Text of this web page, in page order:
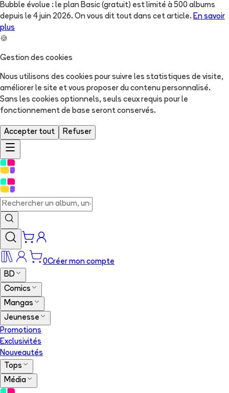
Bubble évolue : le plan Basic (gratuit) est limité à 500 albums
depuis le 4 juin 2026. On vous dit tout dans cet article. En savoir
plus
🍪
Gestion des cookies
Nous utilisons des cookies pour suivre les statistiques de visite,
améliorer le site et vous proposer du contenu personnalisé.
Sans les cookies optionnels, seuls ceux requis pour le
fonctionnement de base seront conservés.
Accepter tout Refuser
0Créer mon compte
BD
Comics
Mangas
Jeunesse
Promotions
Exclusivités
Nouveautés
Tops
Média